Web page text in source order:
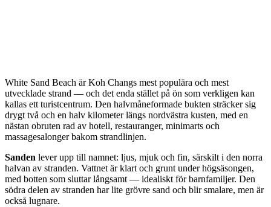
White Sand Beach är Koh Changs mest populära och mest
utvecklade strand — och det enda stället på ön som verkligen kan
kallas ett turistcentrum. Den halvmåneformade bukten sträcker sig
drygt två och en halv kilometer längs nordvästra kusten, med en
nästan obruten rad av hotell, restauranger, minimarts och
massagesalonger bakom strandlinjen.
Sanden lever upp till namnet: ljus, mjuk och fin, särskilt i den norra
halvan av stranden. Vattnet är klart och grunt under högsäsongen,
med botten som sluttar långsamt — idealiskt för barnfamiljer. Den
södra delen av stranden har lite grövre sand och blir smalare, men är
också lugnare.